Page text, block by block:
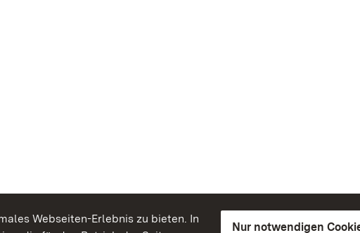
Webseiten-Erlebnis zu bieten. In
Nur notwendigen